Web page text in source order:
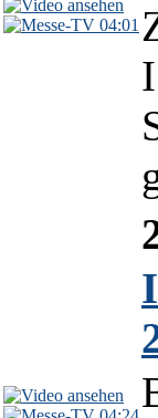
04:01